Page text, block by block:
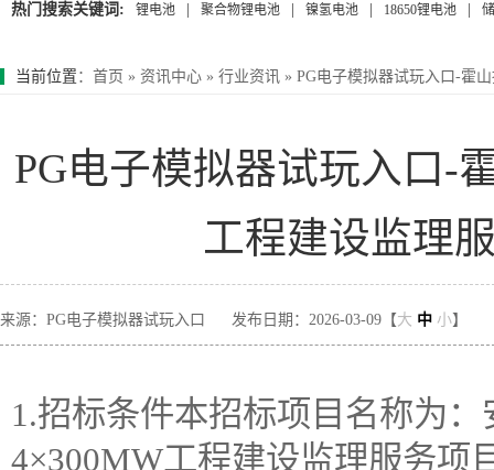
热门搜索关键词: 锂电池 聚合物锂电池 镍氢电池 18650锂电池
当前位置 ： 首页 » 资讯中心 » 行业资讯 » PG电子模拟器试玩入口-霍
PG电子模拟器试玩入口-
工程建设监理
来源：PG电子模拟器试玩入口 发布日期：2026-03-09【大 中 小】
1.招标条件本招标项目名称为
4×300MW工程建设监理服务项